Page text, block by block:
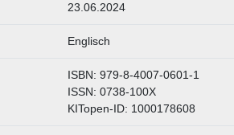
23.06.2024
Englisch
ISBN: 979-8-4007-0601-1
ISSN: 0738-100X
KITopen-ID: 1000178608